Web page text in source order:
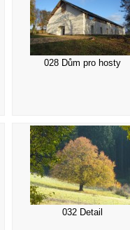
028 Dům pro hosty
032 Detail